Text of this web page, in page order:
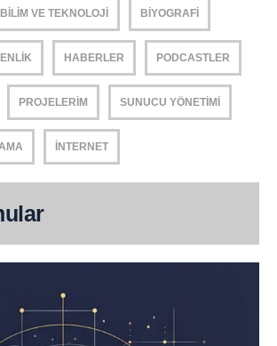
BILIM VE TEKNOLOJI BIYOGRAFI
HABERLER PODCASTLER
PROJELERIM SUNUCU YÖNETIMI
İNTERNET